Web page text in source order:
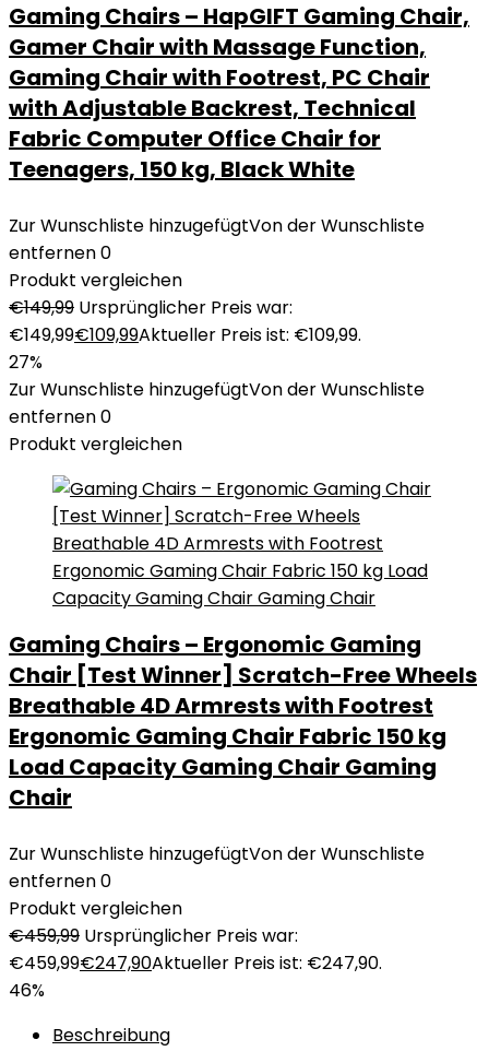
Gaming Chairs – HapGIFT Gaming Chair,
Gamer Chair with Massage Function,
Gaming Chair with Footrest, PC Chair
with Adjustable Backrest, Technical
Fabric Computer Office Chair for
Teenagers, 150 kg, Black White
Zur Wunschliste hinzugefügtVon der Wunschliste
entfernen0
Produkt vergleichen
€149,99 Ursprünglicher Preis war:
€149,99€109,99Aktueller Preis ist: €109,99.
27%
Zur Wunschliste hinzugefügtVon der Wunschliste
entfernen0
Produkt vergleichen
Gaming Chairs – Ergonomic Gaming
Chair [Test Winner] Scratch-Free Wheels
Breathable 4D Armrests with Footrest
Ergonomic Gaming Chair Fabric 150 kg
Load Capacity Gaming Chair Gaming
Chair
Zur Wunschliste hinzugefügtVon der Wunschliste
entfernen0
Produkt vergleichen
€459,99 Ursprünglicher Preis war:
€459,99€247,90Aktueller Preis ist: €247,90.
46%
Beschreibung